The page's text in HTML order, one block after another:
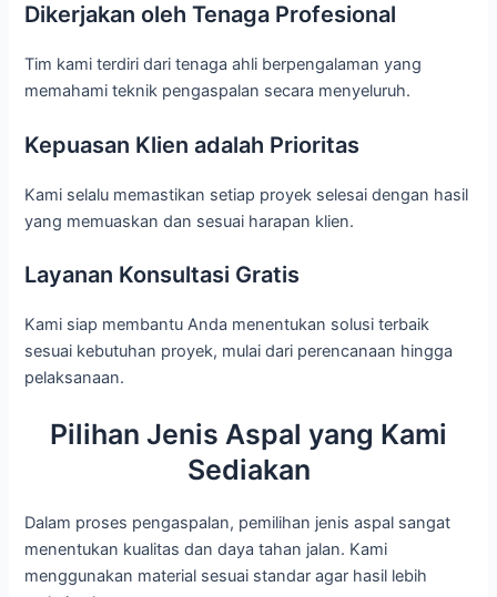
Dikerjakan oleh Tenaga Profesional
Tim kami terdiri dari tenaga ahli berpengalaman yang
memahami teknik pengaspalan secara menyeluruh.
Kepuasan Klien adalah Prioritas
Kami selalu memastikan setiap proyek selesai dengan hasil
yang memuaskan dan sesuai harapan klien.
Layanan Konsultasi Gratis
Kami siap membantu Anda menentukan solusi terbaik
sesuai kebutuhan proyek, mulai dari perencanaan hingga
pelaksanaan.
Pilihan Jenis Aspal yang Kami
Sediakan
Dalam proses pengaspalan, pemilihan jenis aspal sangat
menentukan kualitas dan daya tahan jalan. Kami
menggunakan material sesuai standar agar hasil lebih